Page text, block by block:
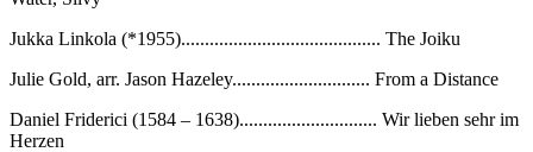
Jukka Linkola (*1955).......................................... The Joiku
Julie Gold, arr. Jason Hazeley............................. From a Distance
Daniel Friderici (1584 – 1638)............................. Wir lieben sehr im
Herzen